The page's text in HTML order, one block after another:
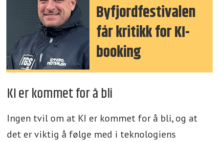
Byfjordfestivalen
får kritikk for KI-
booking
KI er kommet for å bli
Ingen tvil om at KI er kommet for å bli, og at
det er viktig å følge med i teknologiens